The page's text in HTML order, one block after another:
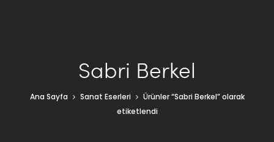
Sabri Berkel
Ana Sayfa Sanat Eserleri
Ürünler “Sabri Berkel” olarak
etiketlendi